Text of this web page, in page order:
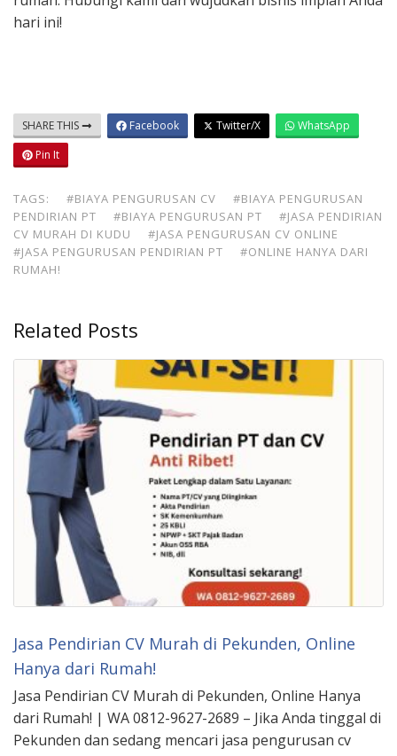
hari ini!
SHARE THIS Facebook Twitter/X
WhatsApp
Pin It
TAGS: #BIAYA PENGURUSAN CV
#BIAYA PENGURUSAN
PENDIRIAN PT
#BIAYA PENGURUSAN PT
#JASA PENDIRIAN
CV MURAH DI KUDU
#JASA PENGURUSAN CV ONLINE
#JASA PENGURUSAN PENDIRIAN PT
#ONLINE HANYA DARI
RUMAH!
Related Posts
Jasa Pendirian CV Murah di Pekunden, Online
Hanya dari Rumah!
Jasa Pendirian CV Murah di Pekunden, Online Hanya
dari Rumah! | WA 0812-9627-2689 – Jika Anda tinggal di
Pekunden dan sedang mencari jasa pengurusan cv